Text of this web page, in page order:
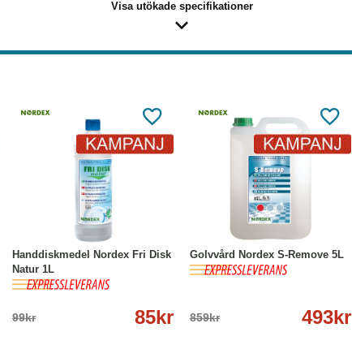
Visa utökade specifikationer
Handdiskmedel Nordex Fri Disk
Natur 1L
99kr 85kr
Köp
Golvvård Nordex S-Remove 5L
859kr 493kr
Köp